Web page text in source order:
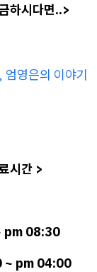
하시다면..>
엄영은의 이야기
시간 >
pm 08:30
~ pm 04:00